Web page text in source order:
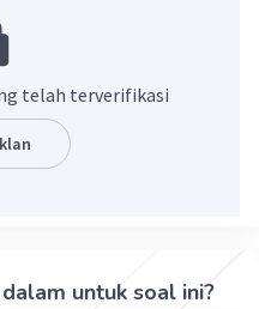
untuk memudahkan dan
menjalankan
hidupnya.
Balas
telah terverifikasi
untuk soal ini?